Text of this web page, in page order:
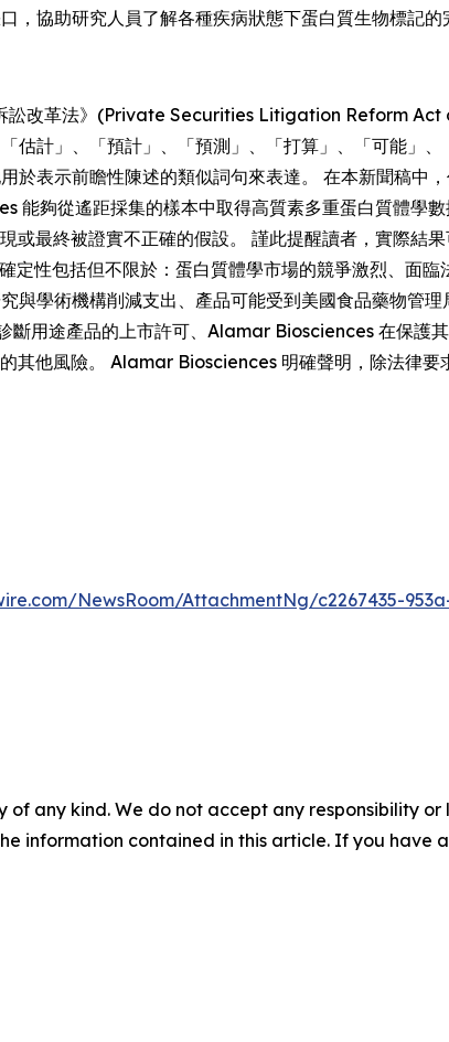
，協助研究人員了解各種疾病狀態下蛋白質生物標記的
訟改革法》(Private Securities Litigation Reform Act
估計」、「預計」、「預測」、「打算」、「可能」
於表示前瞻性陳述的類似詞句來表達。 在本新聞稿中
夠從遙距採集的樣本中取得高質素多重蛋白質體學
最終被證實不正確的假設。 謹此提醒讀者，實際結
性包括但不限於：蛋白質體學市場的競爭激烈、面臨
學術機構削減支出、產品可能受到美國食品藥物管理
用途產品的上市許可、Alamar Biosciences 在保護
他風險。 Alamar Biosciences 明確聲明，除法律要
NewsRoom/AttachmentNg/c2267435-
of any kind. We do not accept any responsibility
information contained in this article. If you have